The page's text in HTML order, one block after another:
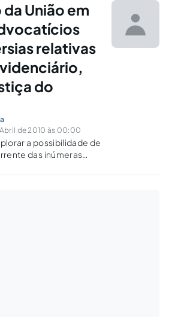
União em
relativas
do
de 2010 às 00:00
a possibilidade de
das inúmeras
que passaram a